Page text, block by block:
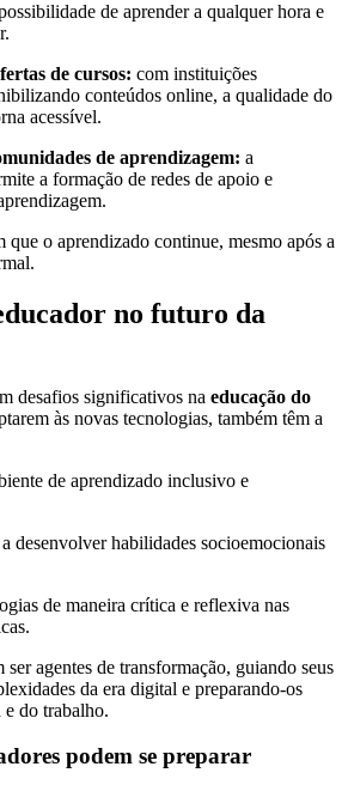
de aprender a qualquer hora e
de cursos: com instituições
conteúdos online, a qualidade do
acessível.
de aprendizagem: a
a formação de redes de apoio e
que o aprendizado continue, mesmo após a
no futuro da
desafios significativos na educação do
às novas tecnologias, também têm a
de aprendizado inclusivo e
desenvolver habilidades socioemocionais
de maneira crítica e reflexiva nas
ser agentes de transformação, guiando seus
da era digital e preparando-os
e do trabalho.
podem se preparar